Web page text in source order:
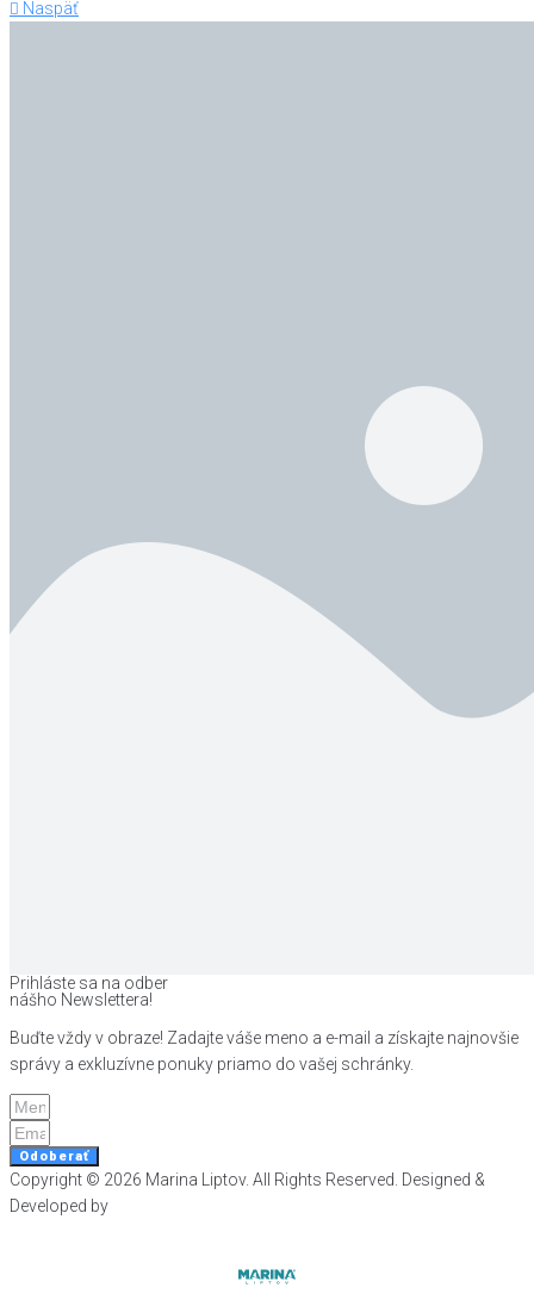
Naspäť
Prihláste sa na odber
nášho Newslettera!
Buďte vždy v obraze! Zadajte váše meno a e-mail a získajte najnovšie
správy a exkluzívne ponuky priamo do vašej schránky.
Odoberať
Copyright © 2026 Marina Liptov. All Rights Reserved. Designed &
Developed by​